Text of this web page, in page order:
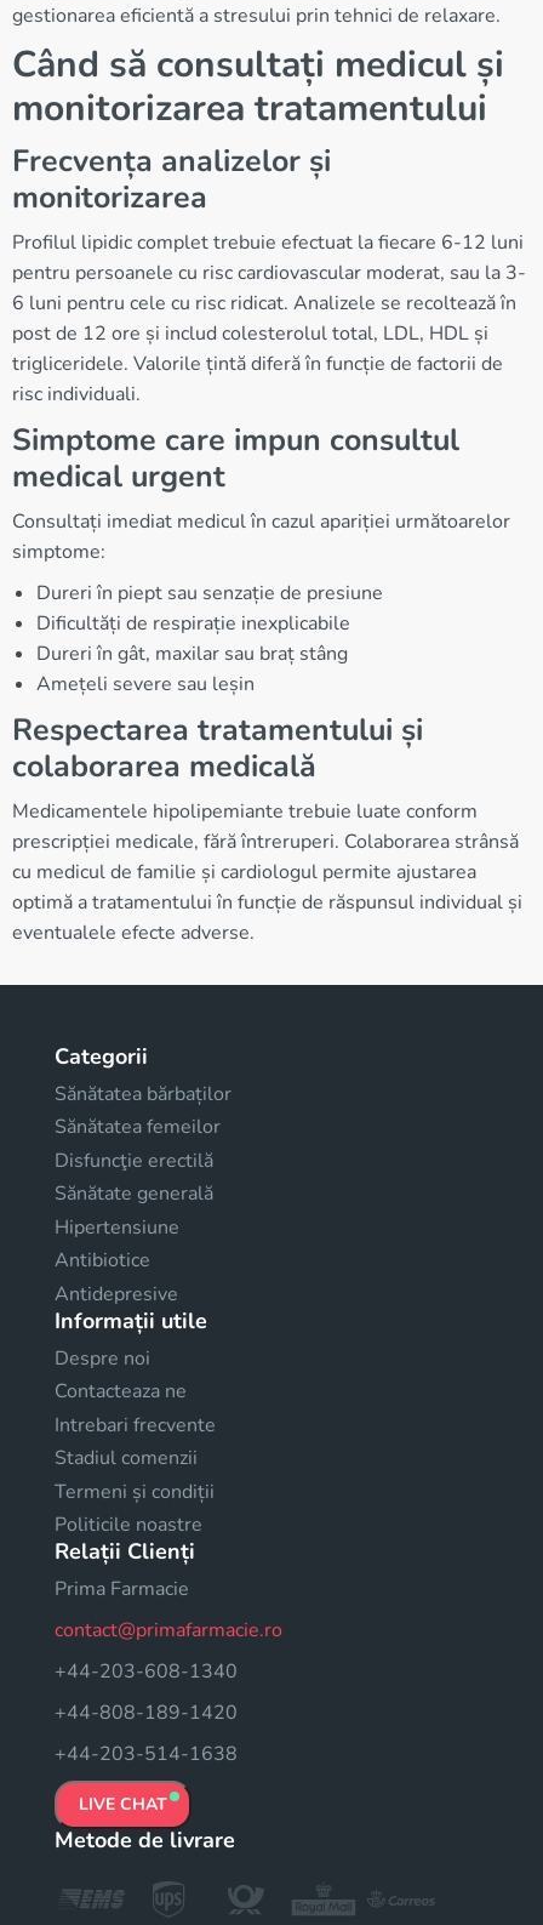
gestionarea eficientă a stresului prin tehnici de relaxare.
Când să consultați medicul și
monitorizarea tratamentului
Frecvența analizelor și
monitorizarea
Profilul lipidic complet trebuie efectuat la fiecare 6-12 luni
pentru persoanele cu risc cardiovascular moderat, sau la 3-
6 luni pentru cele cu risc ridicat. Analizele se recoltează în
post de 12 ore și includ colesterolul total, LDL, HDL și
trigliceridele. Valorile țintă diferă în funcție de factorii de
risc individuali.
Simptome care impun consultul
medical urgent
Consultați imediat medicul în cazul apariției următoarelor
simptome:
Dureri în piept sau senzație de presiune
Dificultăți de respirație inexplicabile
Dureri în gât, maxilar sau braț stâng
Amețeli severe sau leșin
Respectarea tratamentului și
colaborarea medicală
Medicamentele hipolipemiante trebuie luate conform
prescripției medicale, fără întreruperi. Colaborarea strânsă
cu medicul de familie și cardiologul permite ajustarea
optimă a tratamentului în funcție de răspunsul individual și
eventualele efecte adverse.
Categorii
Sănătatea bărbaților
Sănătatea femeilor
Disfuncţie erectilă
Sănătate generală
Hipertensiune
Antibiotice
Antidepresive
Informații utile
Despre noi
Contacteaza ne
Intrebari frecvente
Stadiul comenzii
Termeni și condiții
Politicile noastre
Relații Clienți
Prima Farmacie
contact@primafarmacie.ro
+44-203-608-1340
+44-808-189-1420
+44-203-514-1638
LIVE CHAT
Metode de livrare